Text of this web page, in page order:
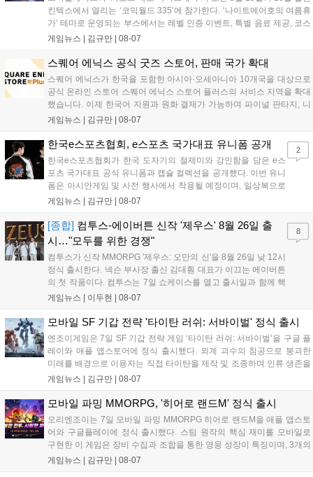
킨텍스에서 열리는 ‘코믹월드 335’에 참가한다. ‘나이트메어호의 여름휴
가’ 테마로 운영되는 부스에서는 레벨 인증 이벤트, 특별 음료 제공, 코스
프레 모델 포토존 등 다채로운 행사가 진행된다. 유명 코스어 7인이 캐릭
세한 정보는 공식 커뮤니티에서 확인 가능하다....
게임뉴스 | 김규만 08-07
스퀘어 에닉스 공식 굿즈 스토어, 판매 국가 확대
스퀘어 에닉스가 한국을 포함한 아시아·오세아니아 10개국을 대상으로
공식 온라인 스토어 스퀘어 에닉스 스토어 플러스의 서비스 지역을 확대
했습니다. 이제 한국어 지원과 원화 결제가 가능하며 파이널 판타지, 니
어 등 주요 게임의 피규어, 굿즈를 구매할 수 있습니다. 신상품이 순차적
용 가능합니다....
게임뉴스 | 김규만 08-07
한국e스포츠협회, e스포츠 국가대표 유니폼 공개
한국e스포츠협회가 한국 도자기의 절제미와 강인함을 담은 e스
포츠 국가대표 공식 유니폼과 캡슐 컬렉션을 공개했다. 이번 유니
폼은 아시안게임 및 사전 행사에서 착용될 예정이며, 일상복으로
구성된 컬렉션은 오는 8월 28일부터 골스튜디오 공식 홈페이지
서는 대회 규정에 따라 별도의 유니폼을 착용할 계획이다....
게임뉴스 | 김규만 08-07
2
[종합] 컴투스-에이버튼 신작 '제우스' 8월 26일 출
시…"모두를 위한 경쟁"
컴투스가 신작 MMORPG '제우스: 오만의 신'을 8월 26일 낮 12시
정식 출시한다. 넥슨 부사장 출신 김대훤 대표가 이끄는 에이버튼
의 첫 작품이다. 컴투스는 7일 쇼케이스를 열고 출시일과 함께 핵
심 콘텐츠, 유료화 정책, 운영 방향을 공개했다. 캐릭터명 선점은
의 오만으로 균열이...
게임뉴스 | 이두현 08-07
8
모바일 SF 기갑 전략 '타이탄 러쉬: 서바이벌' 정식 출시
엔조이게임은 7일 SF 기갑 전략 게임 ‘타이탄 러쉬: 서바이벌’을 구글 플
레이와 애플 앱스토어에 정식 출시했다. 외계 괴수의 침공으로 붕괴한
미래를 배경으로 이용자는 직접 타이탄을 제작 및 조종하며 인류 생존을
위한 전투를 펼친다. 지휘관 모집, 피난처 운영, 연맹 협동 콘텐츠가 특징
지원 보상을 제공한다. 상세 내용은 공식 커뮤니티에서 확인 가능하다....
게임뉴스 | 김규만 08-07
모바일 파밍 MMORPG, '히어로 랜드M' 정식 출시
오리엔조이는 7일 모바일 파밍 MMORPG 히어로 랜드M을 애플 앱스토
어와 구글플레이에 정식 출시했다. 스팀 원작의 핵심 재미를 모바일로
구현한 이 게임은 장비 수집과 조합을 통한 영웅 성장이 특징이며, 3개의
무기 스킬을 활용한 전략적 전투와 길드전 등 다양한 콘텐츠를 제공한
게임뉴스 | 김규만 08-07